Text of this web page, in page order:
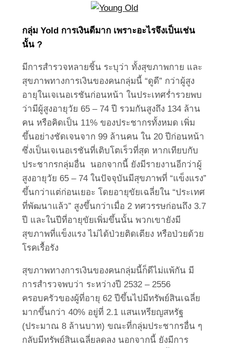
กลุ่ม Yold การเงินดีมาก เพราะอะไรจึงเป็นเช่น
นั้น ?
มีการสำรวจหลายชิ้น ระบุว่า ทั้งสุขภาพกาย และ
สุขภาพทางการเงินของคนกลุ่มนี้ “ดูดี” กว่าผู้สูง
อายุในเจเนอเรชันก่อนหน้า ในประเทศร่ำรวยพบ
ว่ามีผู้สูงอายุวัย 65 – 74 ปี รวมกันสูงถึง 134 ล้าน
คน หรือคิดเป็น 11% ของประชากรทั้งหมด เพิ่ม
ขึ้นอย่างชัดเจนจาก 99 ล้านคน ใน 20 ปีก่อนหน้า
ซึ่งเป็นเจเนอเรชันที่เติบโตเร็วที่สุด หากเทียบกับ
ประชากรกลุ่มอื่น นอกจากนี้ ยังมีรายงานอีกว่าผู้
สูงอายุวัย 65 – 74 ในปัจจุบันมีสุขภาพที่ “แข็งแรง”
ขึ้นกว่าแต่ก่อนเยอะ โดยอายุขัยเฉลี่ยใน “ประเทศ
ที่พัฒนาแล้ว” สูงขึ้นกว่าเมื่อ 2 ทศวรรษก่อนถึง 3.7
ปี และในปีที่อายุขัยเพิ่มขึ้นนั้น พวกเขายังมี
สุขภาพที่แข็งแรง ไม่ได้ป่วยติดเตียง หรือป่วยด้วย
โรคเรื้อรัง
สุขภาพทางการเงินของคนกลุ่มนี้ก็ดีไม่แพ้กัน มี
การสำรวจพบว่า ระหว่างปี 2532 – 2556
ครอบครัวของผู้ที่อายุ 62 ปีขึ้นไปมีทรัพย์สินเฉลี่ย
มากขึ้นกว่า 40% อยู่ที่ 2.1 แสนเหรียญสหรัฐ
(ประมาณ 8 ล้านบาท) ขณะที่กลุ่มประชากรอื่น ๆ
กลับมีทรัพย์สินเฉลี่ยลดลง นอกจากนี้ ยังมีการ